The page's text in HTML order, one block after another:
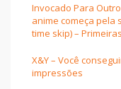
Invocado Para
anime começa pela
time skip) –
X&Y – Você
impressões